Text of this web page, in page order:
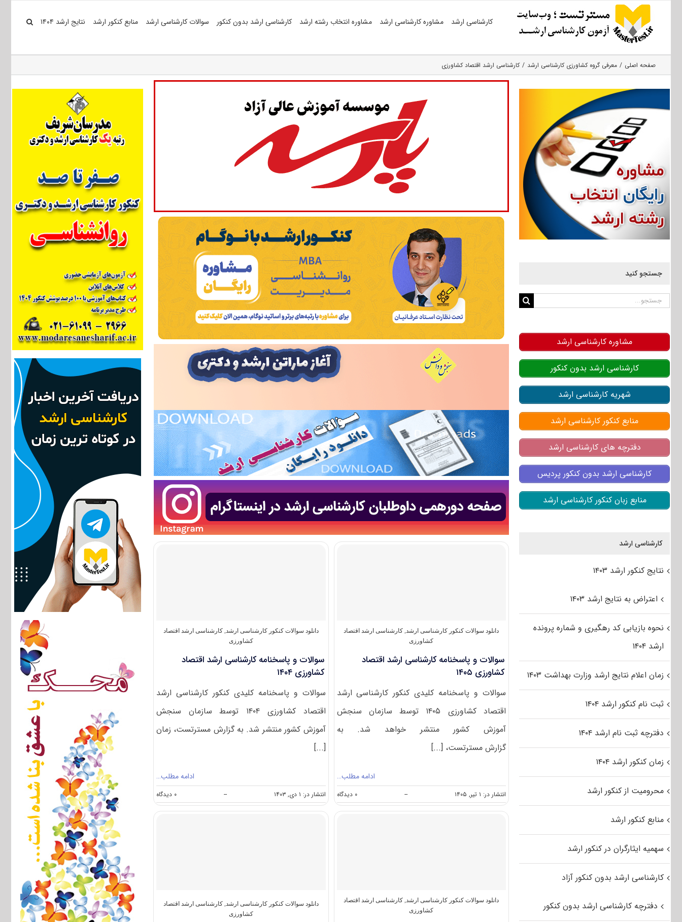
کارشناسی ارشد مشاوره کارشناسی ارشد مشاوره انتخاب رشته ارشد کارشناسی ارشد بدون کنکور سوالات کارشناسی ارشد منابع کنکور ارشد نتایج ارشد ۱۴۰۴
صفحه اصلی معرفی گروه کشاورزی کارشناسی ارشد کارشناسی ارشد اقتصاد کشاورزی
دانلود سوالات کنکور کارشناسی ارشد, کارشناسی ارشد اقتصاد
کشاورزی
سوالات و پاسخنامه کارشناسی ارشد اقتصاد
کشاورزی ۱۴۰۵
سوالات و پاسخنامه کلیدی کنکور کارشناسی ارشد
اقتصاد کشاورزی ۱۴۰۵ توسط سازمان سنجش
آموزش کشور منتشر خواهد شد. به
گزارش مسترتست، [...]
ادامه مطلب…
انتشار در: ۱ تیر, ۱۴۰۵ -- ۰ دیدگاه
سوالات
و
دانلود سوالات کنکور کارشناسی ارشد,کارشناسی ارشد اقتصاد
کشاورزی
سوالات و پاسخنامه کارشناسی ارشد اقتصاد
کشاورزی ۱۴۰۴
سوالات و پاسخنامه کلیدی کنکور کارشناسی ارشد
اقتصاد کشاورزی ۱۴۰۴ توسط سازمان سنجش
آموزش کشور منتشر شد. به گزارش مسترتست، زمان
[...]
ادامه مطلب…
انتشار در: ۱ دی, ۱۴۰۳ -- ۰ دیدگاه
on
سوالات
و
دانلود سوالات کنکور کارشناسی ارشد, کارشناسی ارشد اقتصاد
کشاورزی
دانلود سوالات کنکور کارشناسی ارشد,کارشناسی ارشد اقتصاد
کشاورزی
جستجو کنید
جستجو
مشاوره کارشناسی ارشد
کارشناسی ارشد بدون کنکور
شهریه کارشناسی ارشد
منابع کنکور کارشناسی ارشد
دفترچه های کارشناسی ارشد
کارشناسی ارشد بدون کنکور پردیس
منابع زبان کنکور کارشناسی ارشد
کارشناسی ارشد
نتایج کنکور ارشد ۱۴۰۳
اعتراض به نتایج ارشد ۱۴۰۳
نحوه بازیابی کد رهگیری و شماره پرونده
ارشد ۱۴۰۴
زمان اعلام نتایج ارشد وزارت بهداشت ۱۴۰۳
ثبت نام کنکور ارشد ۱۴۰۴
دفترچه ثبت نام ارشد ۱۴۰۴
زمان کنکور ارشد ۱۴۰۴
محرومیت از کنکور ارشد
منابع کنکور ارشد
سهمیه ایثارگران در کنکور ارشد
کارشناسی ارشد بدون کنکور آزاد
دفترچه کارشناسی ارشد بدون کنکور